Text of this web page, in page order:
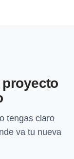
tengas claro
va tu nueva